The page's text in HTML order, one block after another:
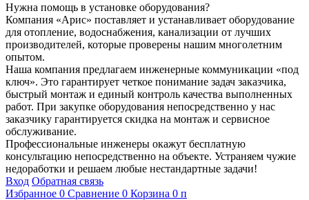
Нужна помощь в установке оборудования?
Компания «Арис» поставляет и устанавливает оборудование
для отопление, водоснабжения, канализации от лучших
производителей, которые проверены нашим многолетним
опытом.
Наша компания предлагаем инженерные коммуникации «под
ключ». Это гарантирует четкое понимание задач заказчика,
быстрый монтаж и единый контроль качества выполненных
работ. При закупке оборудования непосредственно у нас
заказчику гарантируется скидка на монтаж и сервисное
обслуживание.
Профессиональные инженеры окажут бесплатную
консультацию непосредственно на объекте. Устраняем чужие
недоработки и решаем любые нестандартные задачи!
Вход Обратная связь
Избранное 0 Сравнение 0 Корзина 0 п